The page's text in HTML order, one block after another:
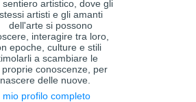
sentiero artistico, dove gli
stessi artisti e gli amanti
dell'arte si possono
interagire tra loro,
epoche, culture e stili
a scambiare le
conoscenze, per
delle nuove.
mio profilo completo